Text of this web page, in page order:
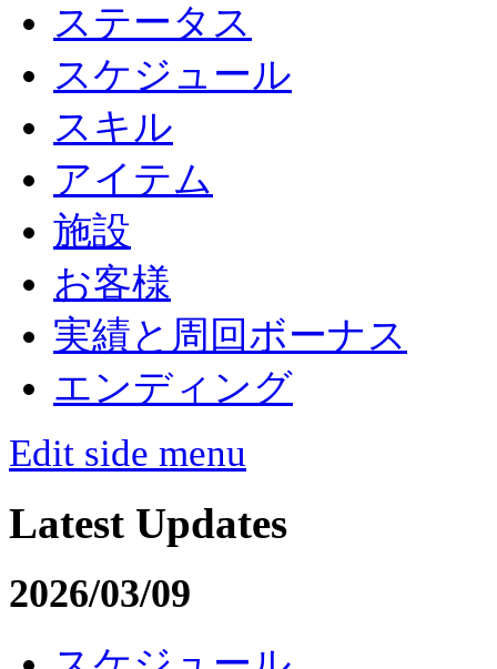
ステータス
スケジュール
スキル
アイテム
施設
お客様
実績と周回ボーナス
エンディング
Edit side menu
Latest Updates
2026/03/09